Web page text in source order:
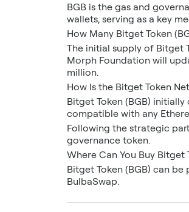
BGB is the gas and
wallets, serving as a key
How Many Bitget Token
The initial supply of Bitget
Morph Foundation will
million.
How Is the Bitget Token
Bitget Token (BGB)
compatible with any
Following the strategic
governance token.
Where Can You Buy Bitget
Bitget Token (BGB) can
BulbaSwap.